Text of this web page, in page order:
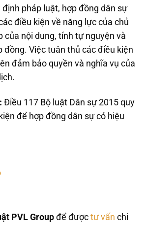
định pháp luật, hợp đồng dân sự
điều kiện về năng lực của chủ
của nội dung, tính tự nguyện và
đồng. Việc tuân thủ các điều kiện
đảm bảo quyền và nghĩa vụ của
Điều 117 Bộ luật Dân sự 2015 quy
để hợp đồng dân sự có hiệu
PVL Group để được tư vấn chi